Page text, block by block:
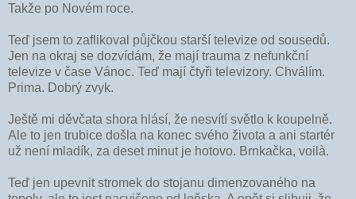
Takže po Novém roce.
Teď jsem to zaflikoval půjčkou starší televize od sousedů.
Jen na okraj se dozvídám, že mají trauma z nefunkční
televize v čase Vánoc. Teď mají čtyři televizory. Chválím.
Prima. Dobrý zvyk.
Ještě mi děvčata shora hlásí, že nesvítí světlo k koupelně.
Ale to jen trubice došla na konec svého života a ani startér
už není mladík, za deset minut je hotovo. Brnkačka, voilà.
Teď jen upevnit stromek do stojanu dimenzovaného na